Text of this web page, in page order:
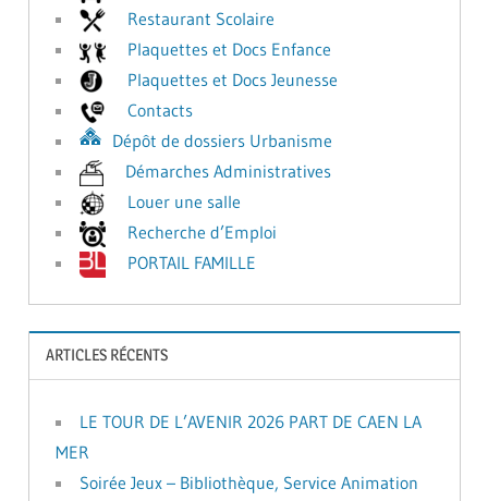
Restaurant Scolaire
Plaquettes et Docs Enfance
Plaquettes et Docs Jeunesse
Contacts
Dépôt de dossiers Urbanisme
Démarches Administratives
Louer une salle
Recherche d’Emploi
PORTAIL FAMILLE
ARTICLES RÉCENTS
LE TOUR DE L’AVENIR 2026 PART DE CAEN LA
MER
Soirée Jeux – Bibliothèque, Service Animation